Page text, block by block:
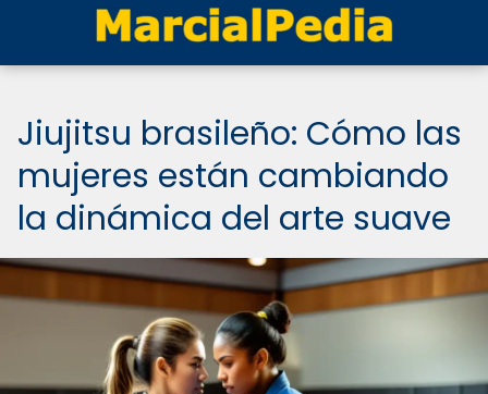
Jiujitsu brasileño: Cómo las
mujeres están cambiando
la dinámica del arte suave